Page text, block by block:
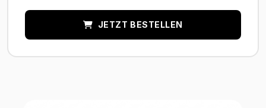
JETZT BESTELLEN